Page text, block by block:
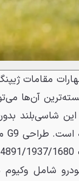
آن‌ها